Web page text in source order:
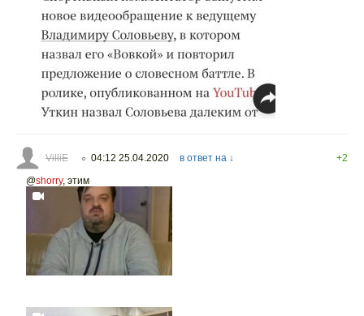
VilliE ○ 04:12 25.04.2020 в ответ на ↓
+2
@shorry, этим